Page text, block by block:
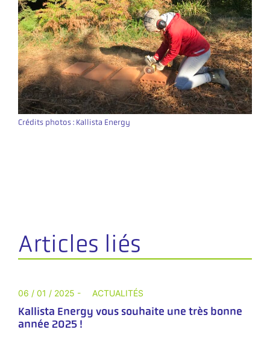
Crédits photos : Kallista Energy
Articles liés
06 / 01 / 2025 - ACTUALITÉS
Kallista Energy vous souhaite une très bonne
année 2025 !